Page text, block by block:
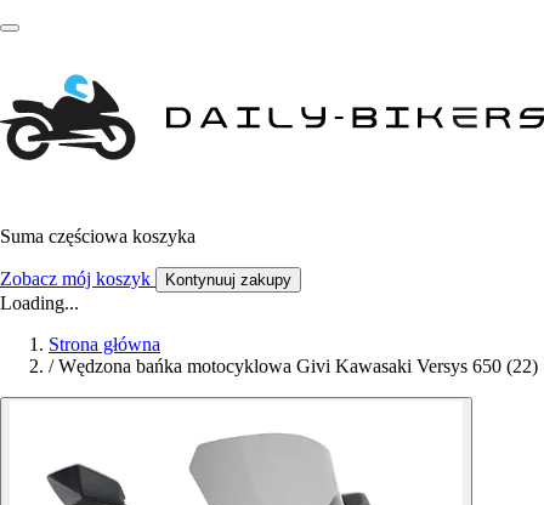
Suma częściowa koszyka
Zobacz mój koszyk Kontynuuj zakupy
Loading...
Strona główna
/ Wędzona bańka motocyklowa Givi Kawasaki Versys 650 (22)